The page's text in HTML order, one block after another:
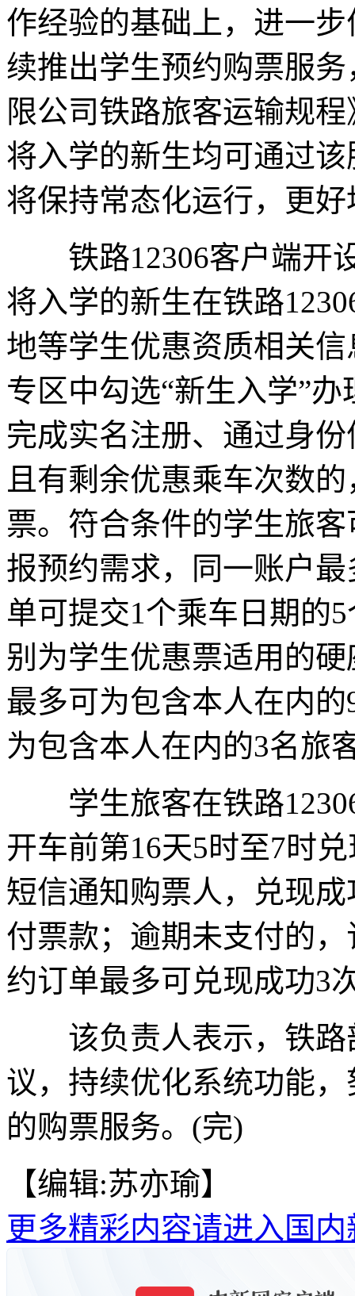
作经验的基础上，进一
续推出学生预约购票服
限公司铁路旅客运输规
将入学的新生均可通过
将保持常态化运行，更
铁路12306客户端开设
将入学的新生在铁路
地等学生优惠资质相关
专区中勾选“新生入学”
完成实名注册、通过身
且有剩余优惠乘车次数
票。符合条件的学生旅
报预约需求，同一账户
单可提交1个乘车日期的
别为学生优惠票适用的
最多可为包含本人在内
为包含本人在内的3名旅
学生旅客在铁路
开车前第16天5时至7时
短信通知购票人，兑现
付票款；逾期未支付的
约订单最多可兑现成功3
该负责人表示，铁路
议，持续优化系统功能
的购票服务。(完)
【编辑:苏亦瑜】
更多精彩内容请进入国内